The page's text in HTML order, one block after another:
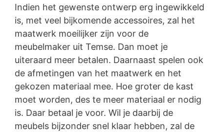
Indien het gewenste ontwerp erg ingewikkeld
is, met veel bijkomende accessoires, zal het
maatwerk moeilijker zijn voor de
meubelmaker uit Temse. Dan moet je
uiteraard meer betalen. Daarnaast spelen ook
de afmetingen van het maatwerk en het
gekozen materiaal mee. Hoe groter de kast
moet worden, des te meer materiaal er nodig
is. Daar betaal je voor. Wil je daarbij de
meubels bijzonder snel klaar hebben, zal de